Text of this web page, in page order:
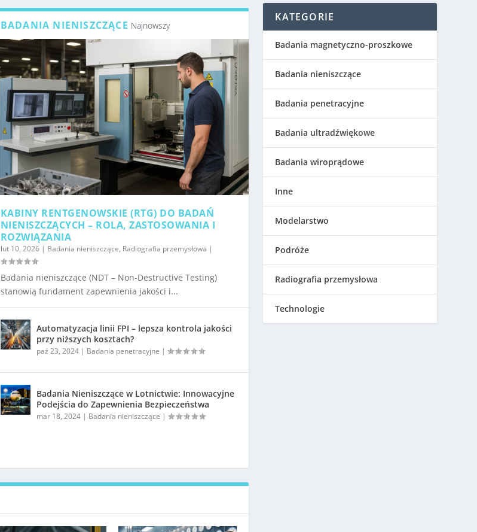
BADANIA NIENISZCZĄCE Najnowszy
KABINY RENTGENOWSKIE (RTG) DO BADAŃ
NIENISZCZĄCYCH – ROLA, ZASTOSOWANIA I
ROZWIĄZANIA
lut 10, 2026| Badania nieniszczące, Radiografia przemysłowa |
Badania nieniszczące (NDT – Non-Destructive Testing)
stanowią fundament zapewnienia jakości i...
Automatyzacja linii FPI – lepsza kontrola jakości
przy niższych kosztach?
paź 23, 2024| Badania penetracyjne |
Badania Nieniszczące w Lotnictwie: Innowacyjne
Podejścia do Zapewnienia Bezpieczeństwa
mar 18, 2024| Badania nieniszczące |
KATEGORIE
Badania magnetyczno-proszkowe
Badania nieniszczące
Badania penetracyjne
Badania ultradźwiękowe
Badania wiroprądowe
Inne
Modelarstwo
Podróże
Radiografia przemysłowa
Technologie